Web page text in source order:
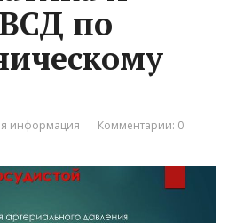
по
информация Комментарии: 0